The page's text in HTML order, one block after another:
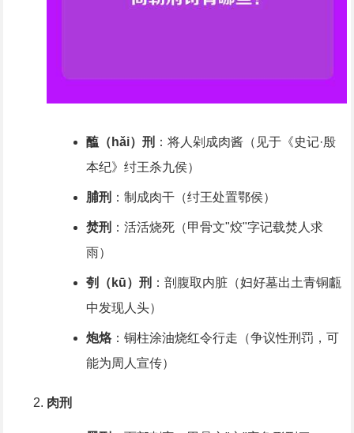
醢（hǎi）刑 ：将人剁成肉酱（见于《史记·殷
本纪》纣王杀九侯）
脯刑 ：制成肉干（纣王处置鄂侯）
焚刑 ：活活烧死（甲骨文"烄"字记载焚人求
雨）
刳（kū）刑 ：剖腹取内脏（妇好墓出土青铜甗
中发现人头）
炮烙：铜柱涂油烧红令行走（争议性刑罚，可
能为周人宣传）
肉刑